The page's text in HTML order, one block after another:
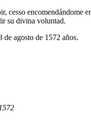
cesso encomendándome
su divina voluntad.
agosto de 1572 años.